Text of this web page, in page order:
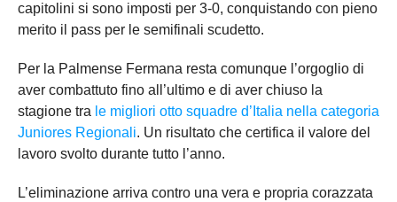
capitolini si sono imposti per 3-0, conquistando con pieno
merito il pass per le semifinali scudetto.
Per la Palmense Fermana resta comunque l’orgoglio di
aver combattuto fino all’ultimo e di aver chiuso la
stagione tra le migliori otto squadre d’Italia nella categoria
Juniores Regionali. Un risultato che certifica il valore del
lavoro svolto durante tutto l’anno.
L’eliminazione arriva contro una vera e propria corazzata